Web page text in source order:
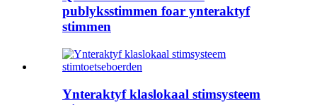
publyksstimmen foar ynteraktyf
stimmen
Ynteraktyf klaslokaal stimsysteem